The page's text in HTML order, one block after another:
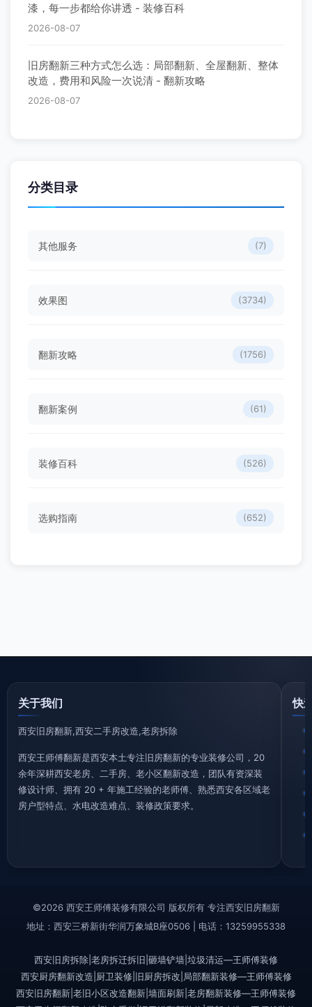
漆，每一步都给你讲透 - 装修百科
2026-08-07
旧房翻新三种方式怎么选：局部翻新、全屋翻新、整体
改造，费用和风险一次说清 - 翻新攻略
2026-08-07
分类目录
其他服务 (7)
效果图 (3734)
翻新攻略 (1756)
翻新案例 (61)
装修百科 (526)
选购指南 (652)
关于我们
西安旧房翻新,西安二手房改造,老房拆除
西安王师傅翻新是西安本土专注旧房翻新的专业装修公司，20
余年深耕西安老房、二手房、老小区翻新改造，团队有资深装
修设计师、拥有 20 + 年施工经验的老师傅、熟悉西安各区域老
房户型特点、水电改造难点、装修政策要求。
快
©2026 西安王师傅装修有限公司 版权所有 专注西安旧房翻新
地址：西安三桥新街华润万象城B座0506 | 电话：13259955338
西安旧房拆除|老房拆迁拆旧|砸墙铲墙|垃圾清运—王师傅装修
西安厨房翻新改造|厨卫装修|旧厨房拆改|局部翻新装修—王师傅装修
西安旧房翻新|老旧小区改造翻新|墙面刷新|老房翻新装修—王师傅装修